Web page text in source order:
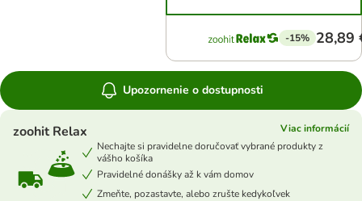
-15% 28,89
Upozornenie o dostupnosti
zoohit Relax
Viac informácií
Nechajte si pravidelne doručovať vybrané produkty z
vášho košíka
Pravidelné donášky až k vám domov
Zmeňte, pozastavte, alebo zrušte kedykoľvek